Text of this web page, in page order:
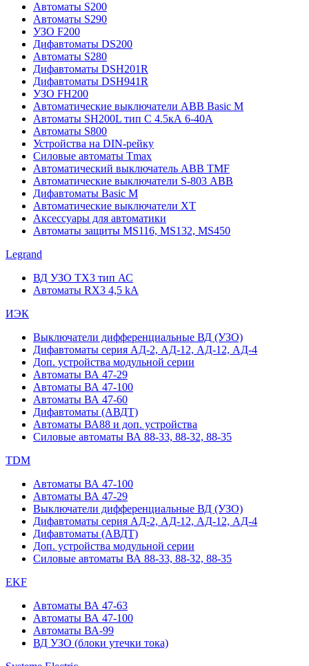
Автоматы S200
Автоматы S290
УЗО F200
Дифавтоматы DS200
Автоматы S280
Дифавтоматы DSH201R
Дифавтоматы DSH941R
УЗО FH200
Автоматические выключатели ABB Basic M
Автоматы SH200L тип С 4.5кА 6-40А
Автоматы S800
Устройства на DIN-рейку
Силовые автоматы Tmax
Автоматический выключатель ABB TMF
Автоматические выключатели S-803 АВВ
Дифавтоматы Basic M
Автоматические выключатели XT
Аксессуары для автоматики
Автоматы защиты MS116, MS132, MS450
Legrand
ВД УЗО TX3 тип АС
Автоматы RX3 4,5 kA
ИЭК
Выключатели дифференциальные ВД (УЗО)
Дифавтоматы серия АД-2, АД-12, АД-12, АД-4
Доп. устройства модульной серии
Автоматы ВА 47-29
Автоматы ВА 47-100
Автоматы ВА 47-60
Дифавтоматы (АВДТ)
Автоматы ВА88 и доп. устройства
Силовые автоматы ВА 88-33, 88-32, 88-35
TDM
Автоматы ВА 47-100
Автоматы ВА 47-29
Выключатели дифференциальные ВД (УЗО)
Дифавтоматы серия АД-2, АД-12, АД-12, АД-4
Дифавтоматы (АВДТ)
Доп. устройства модульной серии
Силовые автоматы ВА 88-33, 88-32, 88-35
EKF
Автоматы ВА 47-63
Автоматы ВА 47-100
Автоматы ВА-99
ВД УЗО (блоки утечки тока)